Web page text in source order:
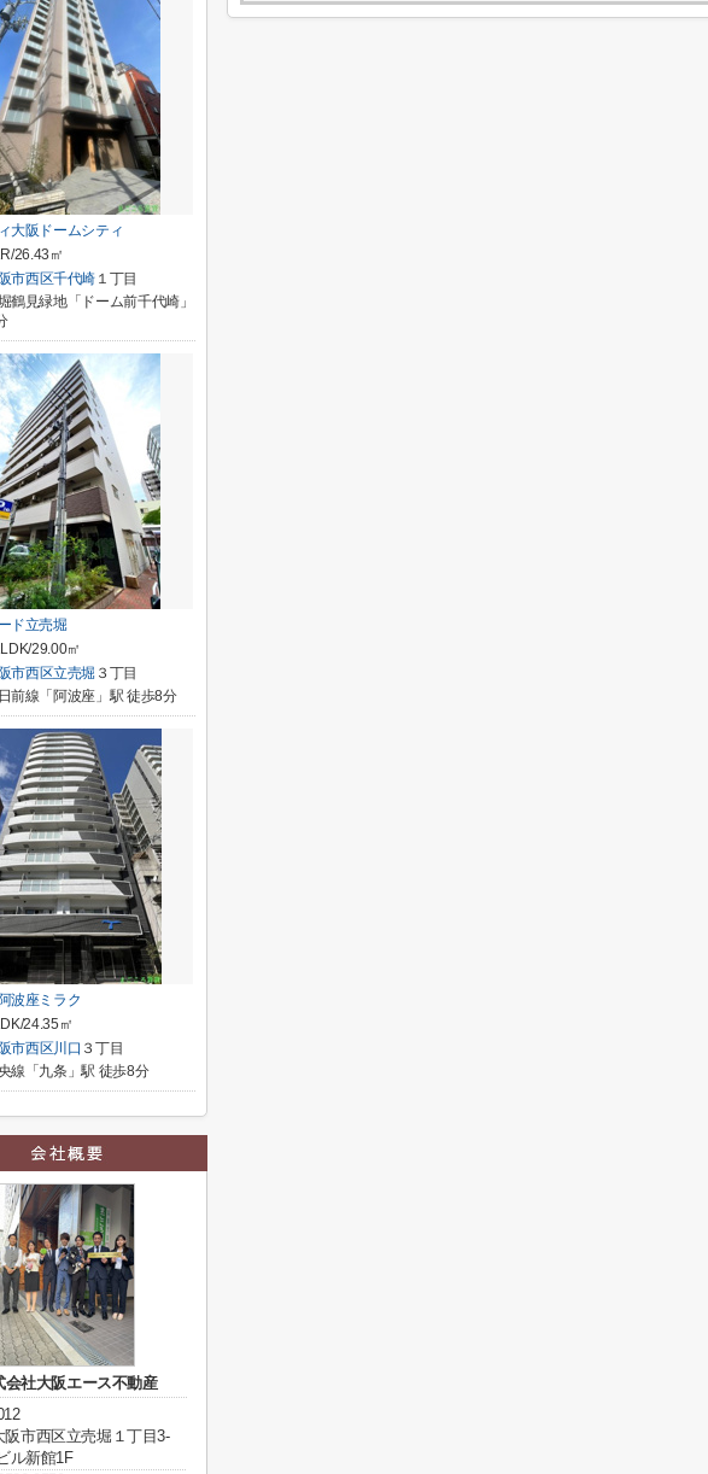
大阪ドームシティ
26.43㎡
市西区千代崎 １丁目
鶴見緑地「ドーム前千代崎」
ド立売堀
29.00㎡
市西区立売堀 ３丁目
前線「阿波座」駅 徒歩8分
波座ミラク
24.35㎡
市西区川口 ３丁目
線「九条」駅 徒歩8分
会社大阪エース不動産
阪市西区立売堀１丁目3-
ル新館1F